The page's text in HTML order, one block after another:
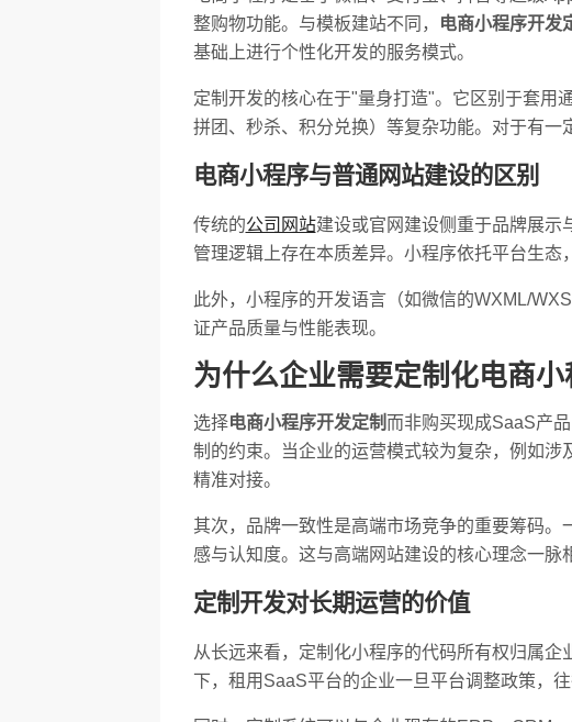
整购物功能。与模板建站不同，
电商小程序开发
基础上进行个性化开发的服务模式。
定制开发的核心在于"量身打造"。它区别于套用
拼团、秒杀、积分兑换）等复杂功能。对于有一
电商小程序与普通网站建设的区别
传统的公司网站建设或官网建设侧重于品牌展示
管理逻辑上存在本质差异。小程序依托平台生态
此外，小程序的开发语言（如微信的WXML/
证产品质量与性能表现。
为什么企业需要定制化电商小
选择电商小程序开发定制 而非购买现成SaaS产
制的约束。当企业的运营模式较为复杂，例如
精准对接。
其次，品牌一致性是高端市场竞争的重要筹码
感与认知度。这与高端网站建设的核心理念一
定制开发对长期运营的价值
从长远来看，定制化小程序的代码所有权归属
下，租用SaaS平台的企业一旦平台调整政策，